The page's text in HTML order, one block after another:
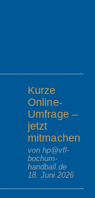
Kurze
Online-
Umfrage –
jetzt
mitmachen
von hp@vfl-
bochum-
handball.de
18. Juni 2026